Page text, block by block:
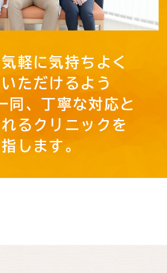
軽に気持ちよく
ただけるよう
同、丁寧な対応と
るクリニックを
指します。